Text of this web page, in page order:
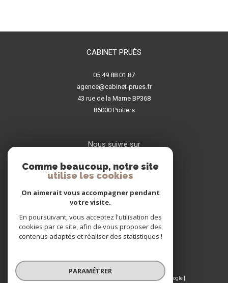
CABINET PRUÈS
05 49 88 01 87
agence@cabinet-prues.fr
43 rue de la Marne BP368
86000
poitiers
Nous suivre sur
Adhérents
© 2026 | Tous droits réservés | Traduction powered by Google |
Comme beaucoup, notre site
utilise les cookies
On aimerait vous accompagner pendant
votre visite.
En poursuivant, vous acceptez l'utilisation des
cookies par ce site, afin de vous proposer des
contenus adaptés et réaliser des statistiques !
PARAMÉTRER